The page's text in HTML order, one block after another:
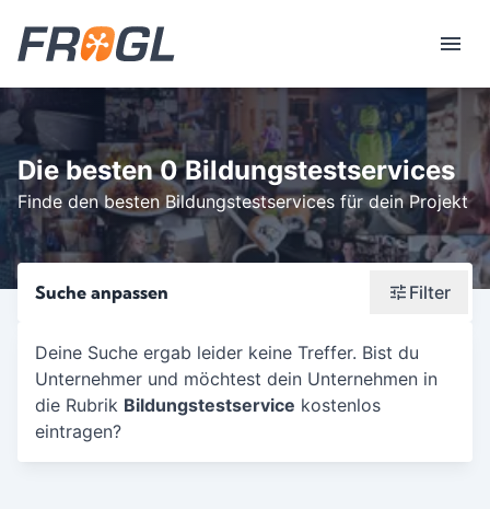
Die besten 0 Bildungstestservices
Finde den besten Bildungstestservices für dein Projekt
Suche anpassen Filter
Wonach suchst du?
Stadt oder Postleitzahl
Deine Suche ergab leider keine Treffer. Bist du
Unternehmer und möchtest dein Unternehmen in
die Rubrik Bildungstestservice kostenlos
eintragen?